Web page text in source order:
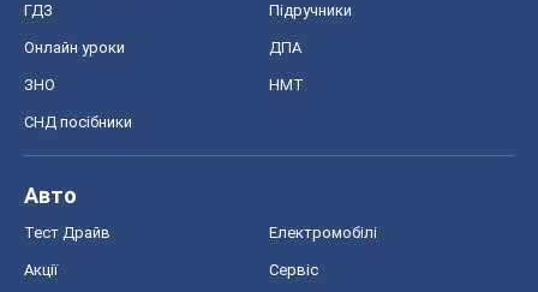
ГДЗ Підручники
Онлайн уроки ДПА
ЗНО НМТ
СНД посібники
Авто
Тест Драйв Електромобілі
Акції Сервіс